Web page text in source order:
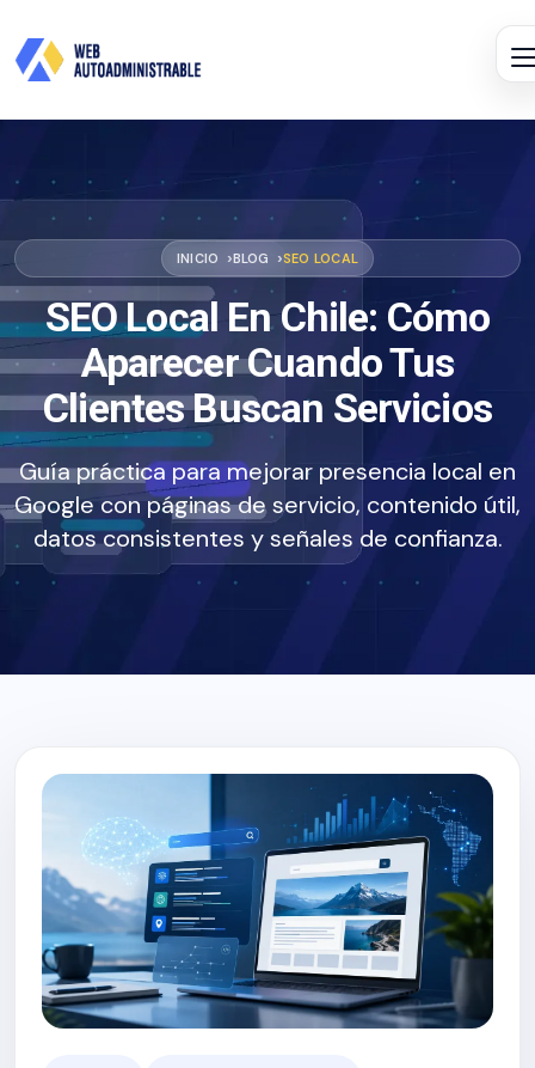
INICIO BLOG SEO LOCAL
SEO Local En Chile: Cómo
Aparecer Cuando Tus
Clientes Buscan Servicios
Guía práctica para mejorar presencia local en
Google con páginas de servicio, contenido útil,
datos consistentes y señales de confianza.